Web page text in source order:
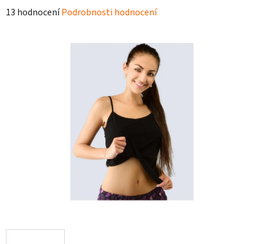
Průměrné
13 hodnoceníPodrobnosti hodnocení